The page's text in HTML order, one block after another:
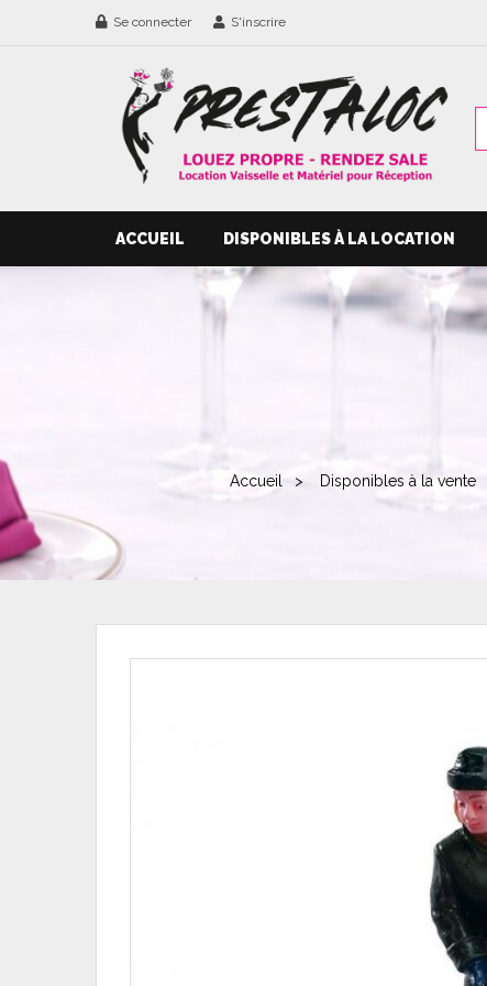
Se connecter S'inscrire
ACCUEIL DISPONIBLES À LA LOCATION
Accueil Disponibles à la vente